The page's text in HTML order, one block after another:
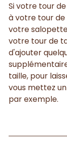
Si votre tour
à votre tour de
votre
votre tour de
d'ajouter
taille, pour
vous mettez
par exemple.